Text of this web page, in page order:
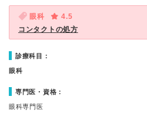
眼科
4.5
コンタクトの処方
診療科目：
眼科
専門医・資格：
眼科専門医